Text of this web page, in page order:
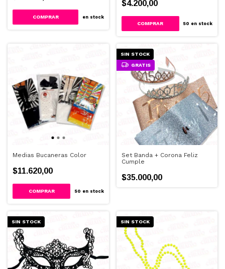
COMPRAR en stock
$4.200,00
50 en stock
Medias Bucaneras Color
$11.620,00
50 en stock
SIN STOCK
GRATIS
Set Banda + Corona Feliz
Cumple
$35.000,00
SIN STOCK SIN STOCK